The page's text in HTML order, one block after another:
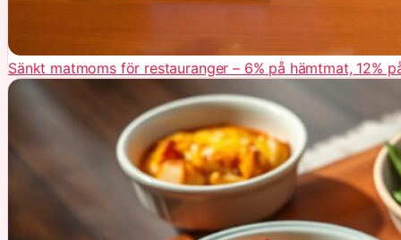
Sänkt matmoms för restauranger – 6% på hämtmat, 12%